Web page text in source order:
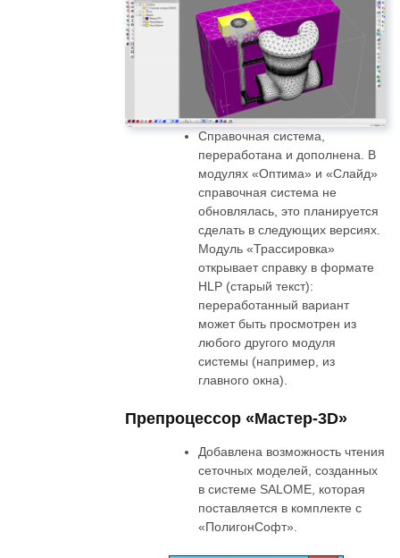
Справочная система,
переработана и дополнена. В
модулях «Оптима» и «Слайд»
справочная система не
обновлялась, это планируется
сделать в следующих версиях.
Модуль «Трассировка»
открывает справку в формате
HLP (старый текст):
переработанный вариант
может быть просмотрен из
любого другого модуля
системы (например, из
главного окна).
Препроцессор «Мастер-3D»
Добавлена возможность чтения
сеточных моделей, созданных
в системе SALOME, которая
поставляется в комплекте с
«ПолигонСофт».